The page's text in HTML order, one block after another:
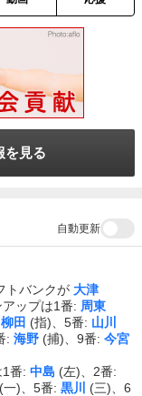
を見る
自動更新
トバンクが 大津
ップは1番: 周東
柳田 (指)、5番: 山川
: 海野 (捕)、9番: 今宮
番: 中島 (左)、2番:
(一)、5番: 黒川
(三)、6